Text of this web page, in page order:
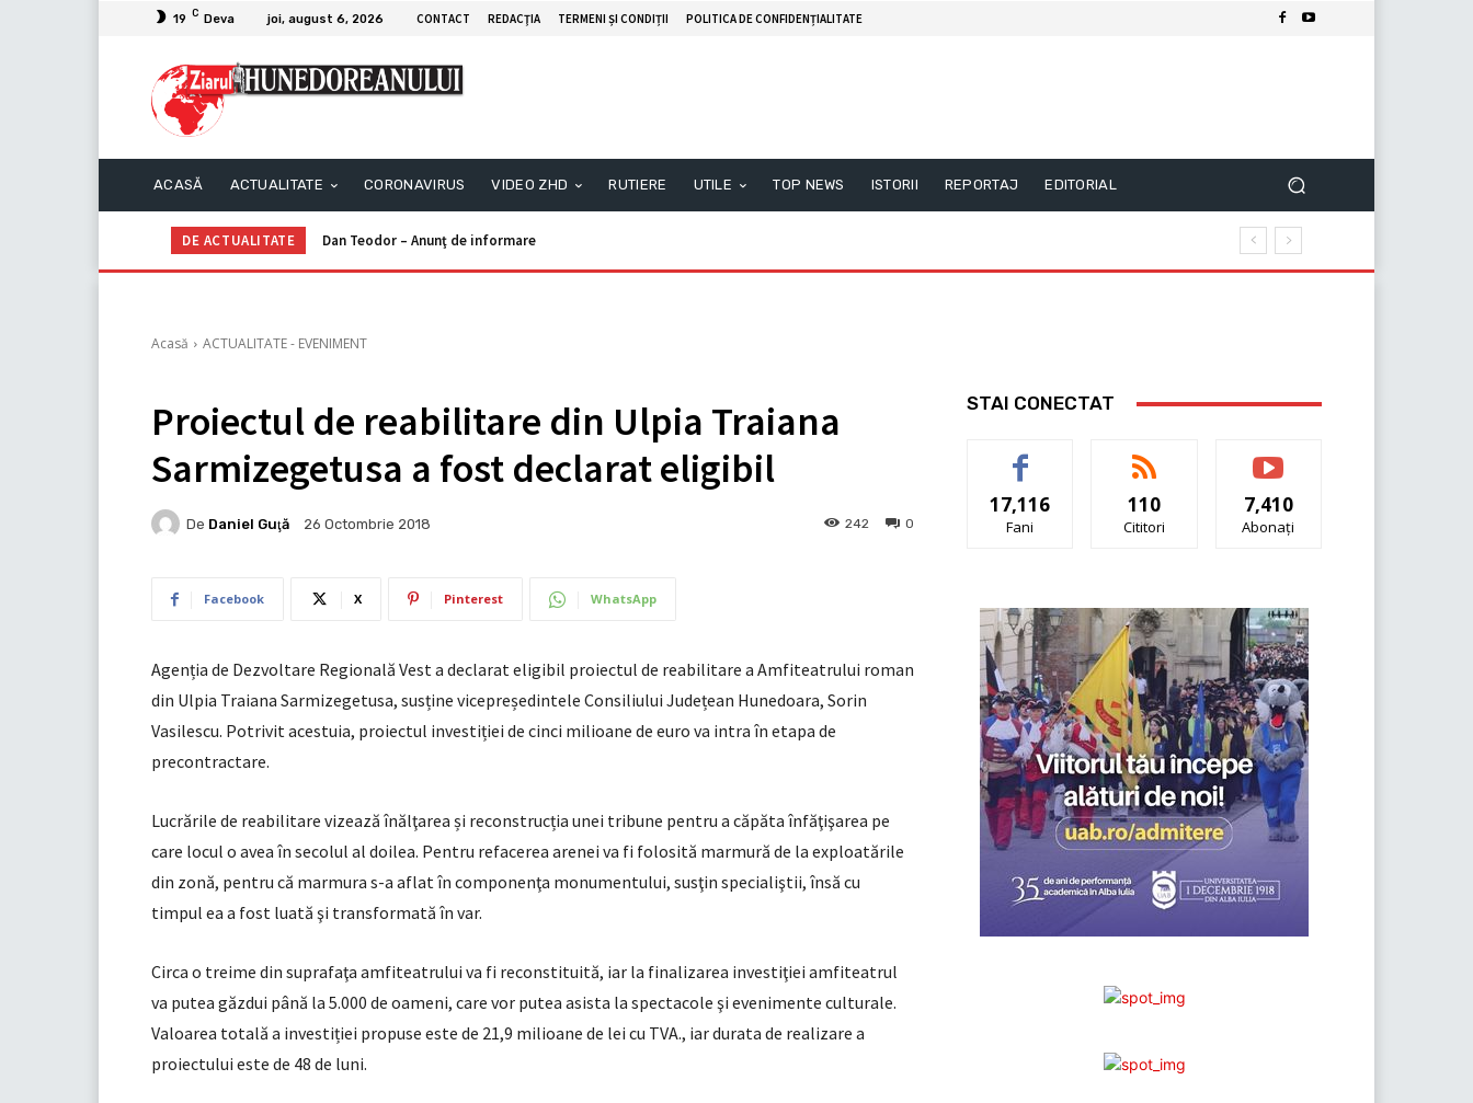
19 C Deva joi, august 6, 2026 CONTACT REDACŢIA TERMENI ȘI CONDIȚII POLITICA DE CONFIDENȚIALITATE
ACASĂ ACTUALITATE CORONAVIRUS VIDEO ZHD RUTIERE UTILE TOP NEWS ISTORII REPORTAJ EDITORIAL
DE ACTUALITATE Dan Teodor – Anunţ de informare
Acasă ACTUALITATE - EVENIMENT
Proiectul de reabilitare din Ulpia Traiana
Sarmizegetusa a fost declarat eligibil
De Daniel Guţă 26 Octombrie 2018 0
242
Facebook X Pinterest WhatsApp
Agenția de Dezvoltare Regională Vest a declarat eligibil proiectul de reabilitare a Amfiteatrului roman
din Ulpia Traiana Sarmizegetusa, susține vicepreședintele Consiliului Județean Hunedoara, Sorin
Vasilescu. Potrivit acestuia, proiectul investiției de cinci milioane de euro va intra în etapa de
precontractare.
Lucrările de reabilitare vizează înălţarea și reconstrucția unei tribune pentru a căpăta înfăţişarea pe
care locul o avea în secolul al doilea. Pentru refacerea arenei va fi folosită marmură de la exploatările
din zonă, pentru că marmura s-a aflat în componenţa monumentului, susţin specialiştii, însă cu
timpul ea a fost luată şi transformată în var.
Circa o treime din suprafaţa amfiteatrului va fi reconstituită, iar la finalizarea investiţiei amfiteatrul
va putea găzdui până la 5.000 de oameni, care vor putea asista la spectacole şi evenimente culturale.
Valoarea totală a investiției propuse este de 21,9 milioane de lei cu TVA., iar durata de realizare a
proiectului este de 48 de luni.
STAI CONECTAT
17,116
Fani
110
Cititori
7,410
Abonați